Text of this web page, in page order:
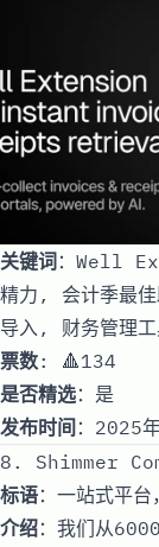
关键词：Well
精力, 会计季最
导入, 财务管理
票数: 🔺134
是否精选：是
发布时间 ：2025
8. Shimmer
标语：一站式平
介绍：我们从